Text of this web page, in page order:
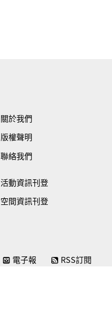
關於我們
版權聲明
聯絡我們
活動資訊刊登
空間資訊刊登
電子報 RSS訂閱